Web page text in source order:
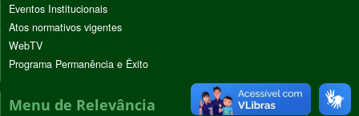
Eventos Institucionais
Atos normativos vigentes
WebTV
Programa Permanência e Êxito
Menu de Relevância